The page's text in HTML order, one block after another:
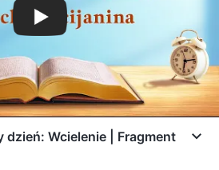
dzień: Wcielenie | Fragment